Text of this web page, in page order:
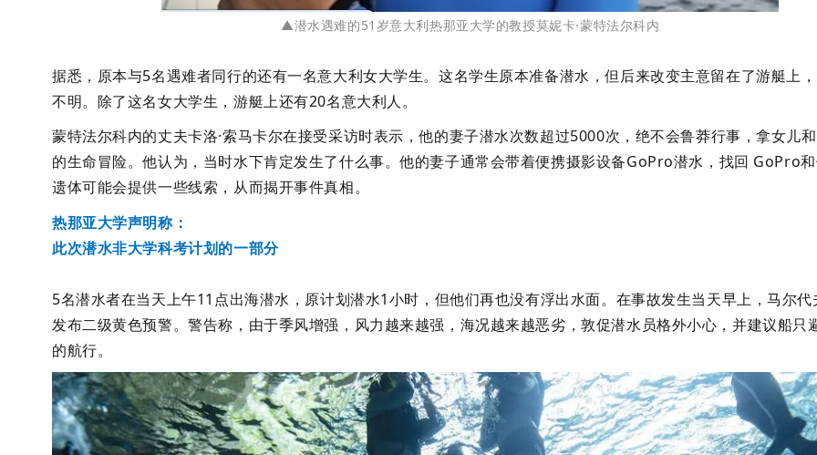
▲潜水遇难的51岁意大利热那亚大学的教授莫妮卡·蒙特法尔科内
据悉，原本与5名遇难者同行的还有一名意大利女大学生。这名学生原本准备潜水，但后来改变主意留在了游艇上
不明。 除了这名女大学生，游艇上还有20名意大利人。
蒙特法尔科内的丈夫卡洛·索马卡尔在接受采访时表示，他的妻子潜水次数超过5000次，绝不会鲁莽行事，拿女儿
的生命冒险。他认为，当时水下肯定发生了什么事。他的妻子通常会带着便携摄影设备GoPro潜水，找回 GoPro
遗体可能会提供一些线索，从而揭开事件真相。
热那亚大学声明称：
此次潜水非大学科考计划的一部分
5名潜水者在当天上午11点出海潜水，原计划潜水1小时，但他们再也没有浮出水面。在事故发生当天早上，马尔代
发布二级黄色预警。警告称，由于季风增强，风力越来越强，海况越来越恶劣，敦促潜水员格外小心，并建议船只
的航行。